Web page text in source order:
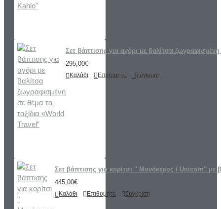
Σετ βάπτισης για αγόρι με βαλίτσα
295,00€
Καλάθι Επιθυμητό Σύγκριση
Σετ βάπτισης για κορίτσι " Μονόκερος / Unicorn" με
445,00€
Καλάθι Επιθυμητό Σύγκριση